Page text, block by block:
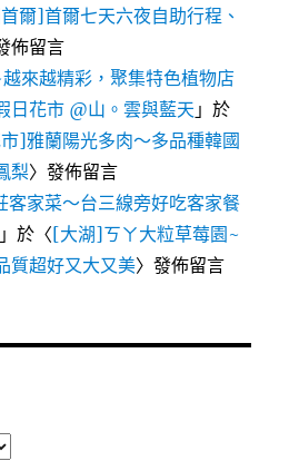
爾]首爾七天六夜自助行程、
佈留言
來越精彩，聚集特色植物店
日花市 @山。雲與藍天 」於
]雅蘭陽光多肉～多品種韓國
梨〉發佈留言
家菜～台三線旁好吃客家餐
」於〈[大湖]ㄎㄚ大粒草莓園~
質超好又大又美〉發佈留言